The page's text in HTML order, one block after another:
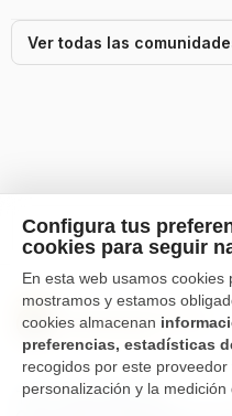
Configura tus
cookies para seguir
En esta web usamos cookies
mostramos y estamos
cookies almacenan
preferencias, estadísticas
recogidos por este
personalización y la medición
Ver todas las
Tfno. 976 662 311